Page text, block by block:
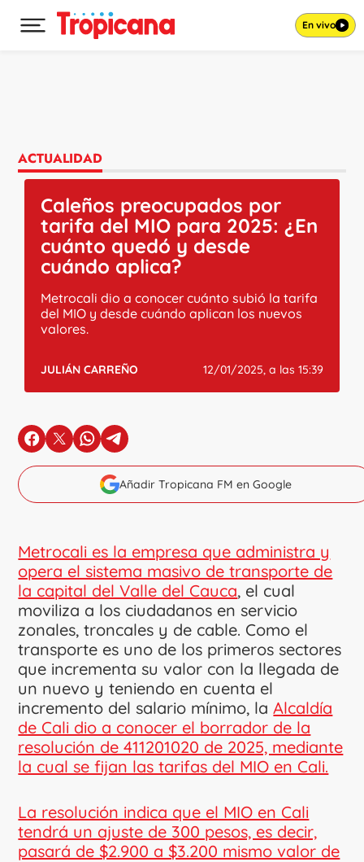
Desplegar menú principal En vivo
ACTUALIDAD
Caleños preocupados por
tarifa del MIO para 2025: ¿En
cuánto quedó y desde
cuándo aplica?
Metrocali dio a conocer cuánto subió la tarifa
del MIO y desde cuándo aplican los nuevos
valores.
JULIÁN CARREÑO 12/01/2025, a las 15:39
en Facebook
en Xen Whatsapp
en Telegram
Añadir Tropicana FM en Google
Metrocali es la empresa que administra y
opera el sistema masivo de transporte de
la capital del Valle del Cauca, el cual
moviliza a los ciudadanos en servicio
zonales, troncales y de cable. Como el
transporte es uno de los primeros sectores
que incrementa su valor con la llegada de
un nuevo y teniendo en cuenta el
incremento del salario mínimo, laAlcaldía
de Cali dio a conocer el borrador de la
resolución de 411201020 de 2025, mediante
la cual se fijan las tarifas del MIO en Cali.
La resolución indica que el MIO en Cali
tendrá un ajuste de 300 pesos, es decir,
pasará de $2.900 a $3.200 mismo valor de